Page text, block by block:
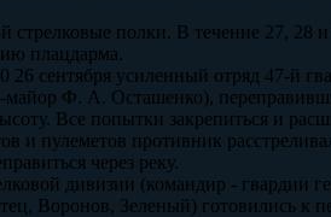
стрелковые полки. В течение 27, 28 и
плацдарма.
сентября усиленный отряд 47-й
майор Ф. А. Осташенко),
Все попытки закрепиться и
и пулеметов противник
через реку.
дивизии (командир - гвардии
Воронов, Зеленый) готовились к